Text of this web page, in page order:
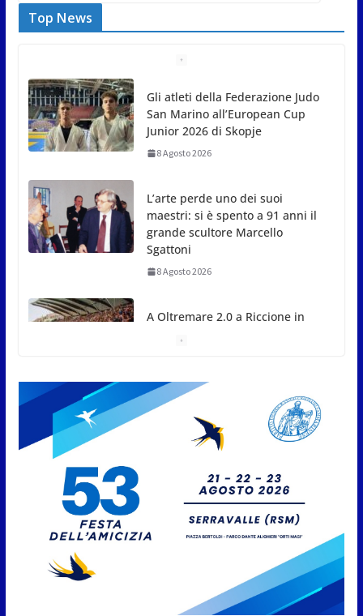
Top News
Gli atleti della Federazione Judo
San Marino all’European Cup
Junior 2026 di Skopje
8 Agosto 2026
L’arte perde uno dei suoi
maestri: si è spento a 91 anni il
grande scultore Marcello
Sgattoni
8 Agosto 2026
A Oltremare 2.0 a Riccione in
San Marino Academy.
Femminile: quattro Primavera
aggregate alla Prima Squadra
8 Agosto 2026
San Marino. “Cena Tramonto &
Live” una serata di
cucina e solidarietà, a Faetano.
Con la firma e la regia di